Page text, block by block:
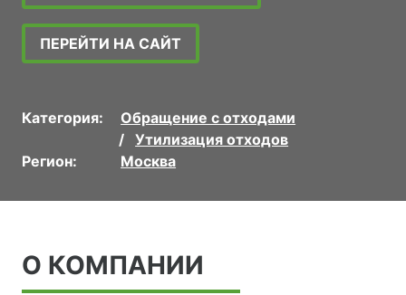
ПЕРЕЙТИ НА САЙТ
Категория:
Обращение с отходами
Утилизация отходов
Регион:
Москва
О КОМПАНИИ